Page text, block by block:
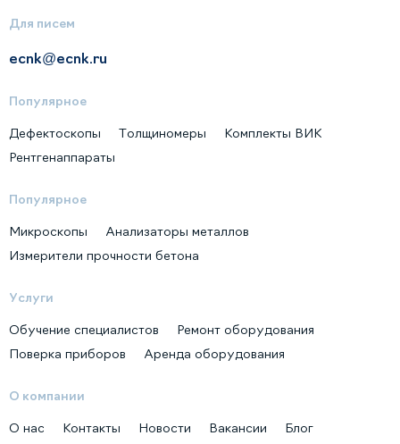
Для писем
ecnk@ecnk.ru
Популярное
Дефектоскопы Толщиномеры
Комплекты ВИК
Рентгенаппараты
Популярное
Микроскопы
Анализаторы металлов
Измерители прочности бетона
Услуги
Обучение специалистов
Ремонт оборудования
Поверка приборов
Аренда оборудования
О компании
О нас Контакты Новости Вакансии Блог